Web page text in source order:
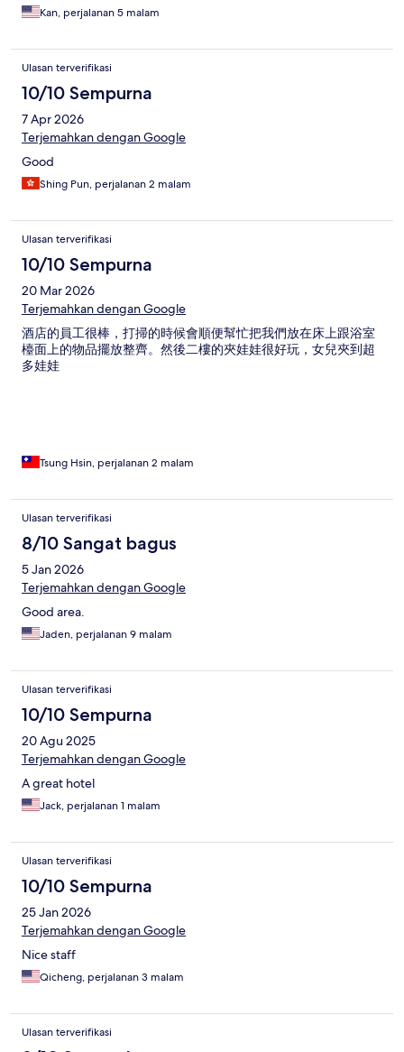
Kan, perjalanan 5 malam
Ulasan terverifikasi
10/10 Sempurna
7 Apr 2026
Terjemahkan dengan Google
Good
Shing Pun, perjalanan 2 malam
Ulasan terverifikasi
10/10 Sempurna
20 Mar 2026
Terjemahkan dengan Google
酒店的員工很棒，打掃的時候會順便幫忙把我們放在床上跟浴室
檯面上的物品擺放整齊。然後二樓的夾娃娃很好玩，女兒夾到超
多娃娃
Tsung Hsin, perjalanan 2 malam
Ulasan terverifikasi
8/10 Sangat bagus
5 Jan 2026
Terjemahkan dengan Google
Good area.
Jaden, perjalanan 9 malam
Ulasan terverifikasi
10/10 Sempurna
20 Agu 2025
Terjemahkan dengan Google
A great hotel
Jack, perjalanan 1 malam
Ulasan terverifikasi
10/10 Sempurna
25 Jan 2026
Terjemahkan dengan Google
Nice staff
Qicheng, perjalanan 3 malam
Ulasan terverifikasi